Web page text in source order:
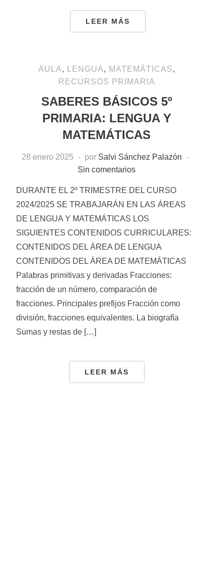
LEER MÁS
AULA, LENGUA, MATEMÁTICAS,
RECURSOS PRIMARIA
SABERES BÁSICOS 5º
PRIMARIA: LENGUA Y
MATEMÁTICAS
28 enero 2025 por Salvi Sánchez Palazón
Sin comentarios
DURANTE EL 2º TRIMESTRE DEL CURSO
2024/2025 SE TRABAJARÁN EN LAS ÁREAS
DE LENGUA Y MATEMÁTICAS LOS
SIGUIENTES CONTENIDOS CURRICULARES:
CONTENIDOS DEL ÁREA DE LENGUA
CONTENIDOS DEL ÁREA DE MATEMÁTICAS
Palabras primitivas y derivadas Fracciones:
fracción de un número, comparación de
fracciones. Principales prefijos Fracción como
división, fracciones equivalentes. La biografía
Sumas y restas de […]
LEER MÁS